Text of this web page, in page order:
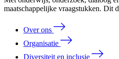
maatschappelijke vraagstukken. Dit
Over ons
Organisatie
Diversiteit en inclusie